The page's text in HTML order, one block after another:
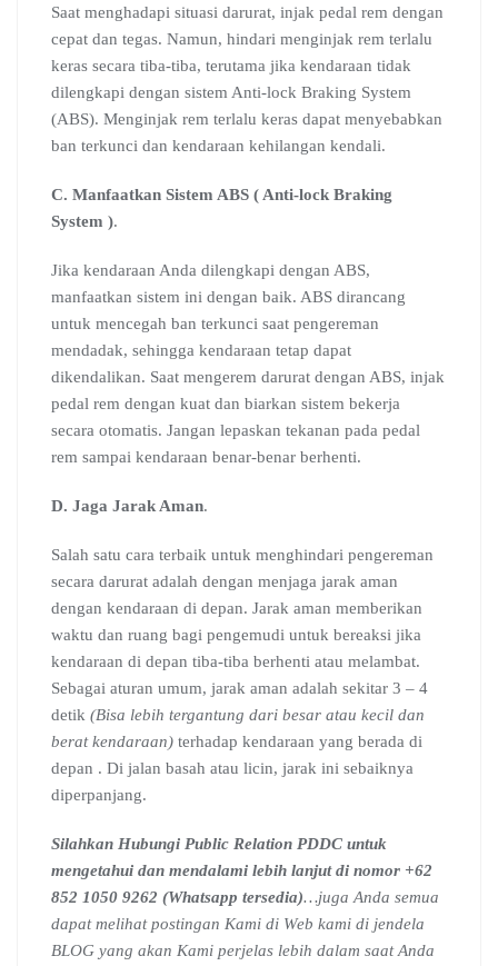
Saat menghadapi situasi darurat, injak pedal rem dengan
cepat dan tegas. Namun, hindari menginjak rem terlalu
keras secara tiba-tiba, terutama jika kendaraan tidak
dilengkapi dengan sistem Anti-lock Braking System
(ABS). Menginjak rem terlalu keras dapat menyebabkan
ban terkunci dan kendaraan kehilangan kendali.
C. Manfaatkan Sistem ABS ( Anti-lock Braking
System ).
Jika kendaraan Anda dilengkapi dengan ABS,
manfaatkan sistem ini dengan baik. ABS dirancang
untuk mencegah ban terkunci saat pengereman
mendadak, sehingga kendaraan tetap dapat
dikendalikan. Saat mengerem darurat dengan ABS, injak
pedal rem dengan kuat dan biarkan sistem bekerja
secara otomatis. Jangan lepaskan tekanan pada pedal
rem sampai kendaraan benar-benar berhenti.
D. Jaga Jarak Aman.
Salah satu cara terbaik untuk menghindari pengereman
secara darurat adalah dengan menjaga jarak aman
dengan kendaraan di depan. Jarak aman memberikan
waktu dan ruang bagi pengemudi untuk bereaksi jika
kendaraan di depan tiba-tiba berhenti atau melambat.
Sebagai aturan umum, jarak aman adalah sekitar 3 – 4
detik (Bisa lebih tergantung dari besar atau kecil dan
berat kendaraan) terhadap kendaraan yang berada di
depan . Di jalan basah atau licin, jarak ini sebaiknya
diperpanjang.
Silahkan Hubungi Public Relation PDDC untuk
mengetahui dan mendalami lebih lanjut di nomor +62
852 1050 9262 (Whatsapp tersedia)…juga Anda semua
dapat melihat postingan Kami di Web kami di jendela
BLOG yang akan Kami perjelas lebih dalam saat Anda